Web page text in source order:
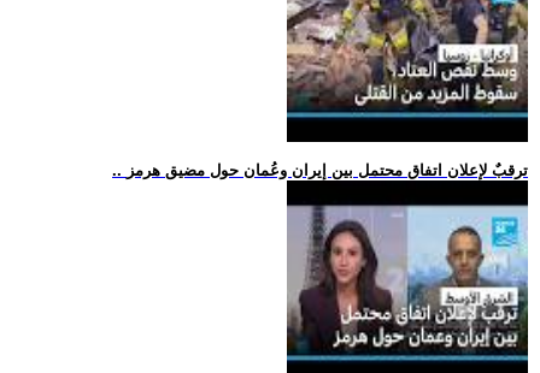
.. ترقبٌ لإعلان اتفاق محتمل بين إيران وعُمان حول مضيق هرمز